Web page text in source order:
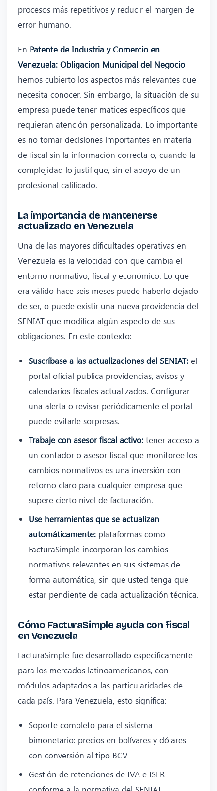
procesos más repetitivos y reducir el margen de
error humano.
En Patente de Industria y Comercio en
Venezuela: Obligacion Municipal del Negocio
hemos cubierto los aspectos más relevantes que
necesita conocer. Sin embargo, la situación de su
empresa puede tener matices específicos que
requieran atención personalizada. Lo importante
es no tomar decisiones importantes en materia
de fiscal sin la información correcta o, cuando la
complejidad lo justifique, sin el apoyo de un
profesional calificado.
La importancia de mantenerse
actualizado en Venezuela
Una de las mayores dificultades operativas en
Venezuela es la velocidad con que cambia el
entorno normativo, fiscal y económico. Lo que
era válido hace seis meses puede haberlo dejado
de ser, o puede existir una nueva providencia del
SENIAT que modifica algún aspecto de sus
obligaciones. En este contexto:
Suscríbase a las actualizaciones del SENIAT: el
portal oficial publica providencias, avisos y
calendarios fiscales actualizados. Configurar
una alerta o revisar periódicamente el portal
puede evitarle sorpresas.
Trabaje con asesor fiscal activo: tener acceso a
un contador o asesor fiscal que monitoree los
cambios normativos es una inversión con
retorno claro para cualquier empresa que
supere cierto nivel de facturación.
Use herramientas que se actualizan
automáticamente: plataformas como
FacturaSimple incorporan los cambios
normativos relevantes en sus sistemas de
forma automática, sin que usted tenga que
estar pendiente de cada actualización técnica.
Cómo FacturaSimple ayuda con fiscal
en Venezuela
FacturaSimple fue desarrollado específicamente
para los mercados latinoamericanos, con
módulos adaptados a las particularidades de
cada país. Para Venezuela, esto significa:
Soporte completo para el sistema
bimonetario: precios en bolívares y dólares
con conversión al tipo BCV
Gestión de retenciones de IVA e ISLR
conforme a la normativa del SENIAT